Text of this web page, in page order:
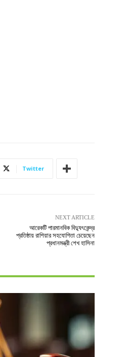
Twitter
NEXT ARTICLE
আরেকটি পারমানবিক বিদ্যুৎকেন্দ্র
প্রতিষ্ঠায় রাশিয়ার সহযোগিতা চেয়েছেন
প্রধানমন্ত্রী শেখ হাসিনা